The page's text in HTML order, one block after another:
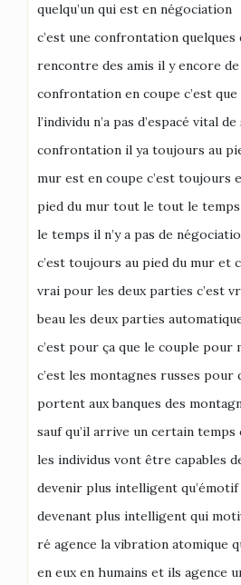
quelqu’un qui est en négociation
c’est une confrontation quelques
rencontre des amis il y encore
confrontation en coupe c’est que
l’individu n’a pas d’espacé vital de
confrontation il ya toujours au
mur est en coupe c’est toujours
pied du mur tout le tout le
le temps il n’y a pas de
c’est toujours au pied du mur et
vrai pour les deux parties c’est
beau les deux parties
c’est pour ça que le couple pour
c’est les montagnes russes pour
portent aux banques des
sauf qu’il arrive un certain temps
les individus vont être capables
devenir plus intelligent qu’émotif
devenant plus intelligent qui
ré agence la vibration atomique
en eux en humains et ils agence